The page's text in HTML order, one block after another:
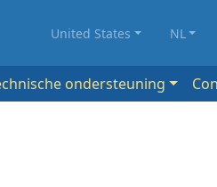
United States NL
ondersteuning